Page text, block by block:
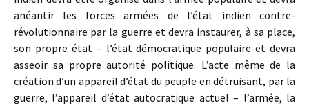
anéantir les forces armées de l’état indien contre-
révolutionnaire par la guerre et devra instaurer, à sa place,
son propre état – l’état démocratique populaire et devra
asseoir sa propre autorité politique. L’acte même de la
création d’un appareil d’état du peuple en détruisant, par la
guerre, l’appareil d’état autocratique actuel – l’armée, la